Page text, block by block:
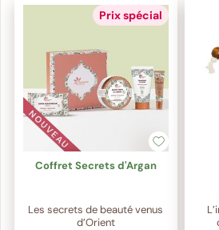
Prix spécial
Coffret Secrets d'Argan
Les secrets de beauté venus
d’Orient